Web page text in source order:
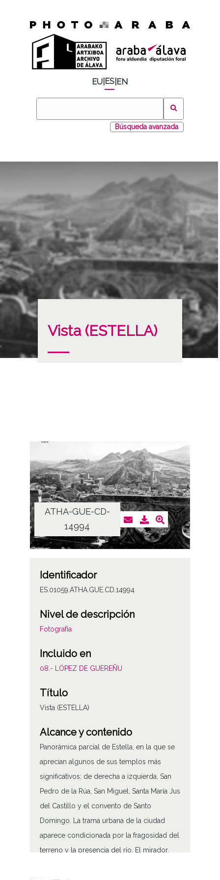
EU ES EN
Búsqueda avanzada
Vista (ESTELLA)
ATHA-GUE-CD-
14994
Identificador
ES.01059.ATHA.GUE.CD.14994
Nivel de descripción
Fotografía
Incluido en
08.- LÓPEZ DE GUEREÑU
Título
Vista (ESTELLA)
Alcance y contenido
Panorámica parcial de Estella, en la que se
aprecian algunos de sus templos más
significativos; de derecha a izquierda, San
Pedro de la Rúa, San Miguel, Santa María Jus
del Castillo y el convento de Santo
Domingo. La trama urbana de la ciudad
aparece condicionada por la fragosidad del
terreno y la presencia del río. El mirador,